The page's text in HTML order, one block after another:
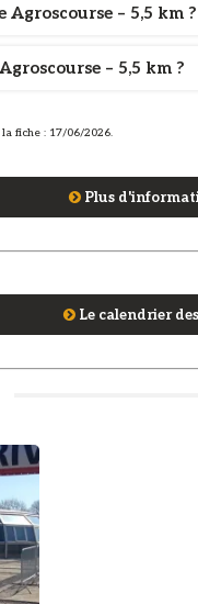
Agroscourse – 5,5 km ?
– 5,5 km ?
fiche : 17/06/2026.
Plus
Le calendrier